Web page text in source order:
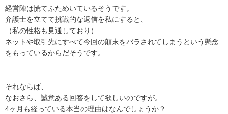
経営陣は慌てふためいているそうです。
弁護士を立てて挑戦的な返信を私にすると、
（私の性格も見通しており）
ネットや取引先にすべて今回の顛末をバラされてしまうという懸念
をもっているからだそうです。
それならば、
なおさら、誠意ある回答をして欲しいのですが。
4ヶ月も経っている本当の理由はなんでしょうか？